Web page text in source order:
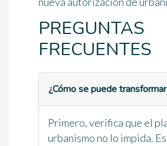
PREGUNTAS
FRECUENTES
¿Cómo se puede
Primero, verifica que el
urbanismo no lo impida.